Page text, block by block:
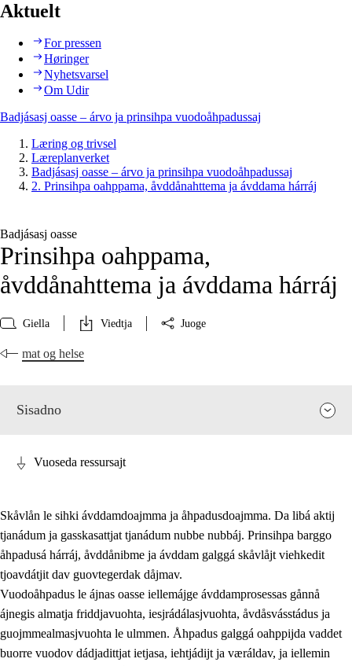
Aktuelt
For pressen
Høringer
Nyhetsvarsel
Om Udir
Badjásasj oasse – árvo ja prinsihpa vuodoåhpadussaj
Læring og trivsel
Læreplanverket
Badjásasj oasse – árvo ja prinsihpa vuodoåhpadussaj
2. Prinsihpa oahppama, åvddånahttema ja ávddama hárráj
Badjásasj oasse
Prinsihpa oahppama,
åvddånahttema ja ávddama hárráj
Giella Viedtja Juoge
mat og helse
Sisadno
Vuoseda ressursajt
Skåvlån le sihki ávddamdoajmma ja åhpadusdoajmma. Da libá aktij
tjanádum ja gasskasattjat tjanádum nubbe nubbáj. Prinsihpa barggo
åhpadusá hárráj, åvddånibme ja ávddam galggá skåvlåjt viehkedit
tjoavdátjit dav guovtegerdak dåjmav.
Vuodoåhpadus le ájnas oasse iellemájge ávddamprosessas gånnå
ájnegis almatja friddjavuohta, iesjrádálasjvuohta, åvdåsvásstádus ja
guojmmealmasjvuohta le ulmmen. Åhpadus galggá oahppijda vaddet
buorre vuodov dádjadittjat ietjasa, iehtjádijt ja væráldav, ja iellemin